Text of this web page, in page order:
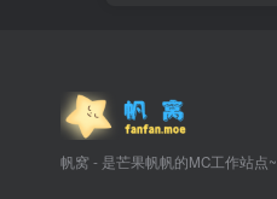
帆窝 - 是芒果帆帆的MC工作站点~